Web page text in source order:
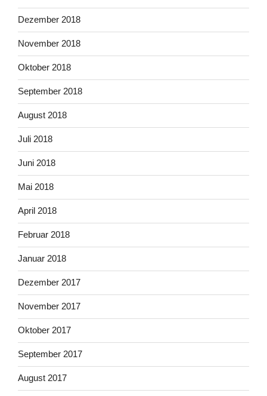
Dezember 2018
November 2018
Oktober 2018
September 2018
August 2018
Juli 2018
Juni 2018
Mai 2018
April 2018
Februar 2018
Januar 2018
Dezember 2017
November 2017
Oktober 2017
September 2017
August 2017